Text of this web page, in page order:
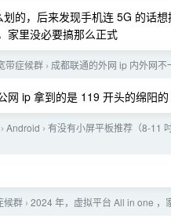
的，后来发现手机连 5G 的话
家里没必要搞那么正式
带症候群 › 成都联通的外网 ip 内外网不
网 ip 拿到的是 119 开头的绵阳
› Android › 有没有小屏平板推荐（8-11
候群 › 2024 年，虚拟平台 All in one ，